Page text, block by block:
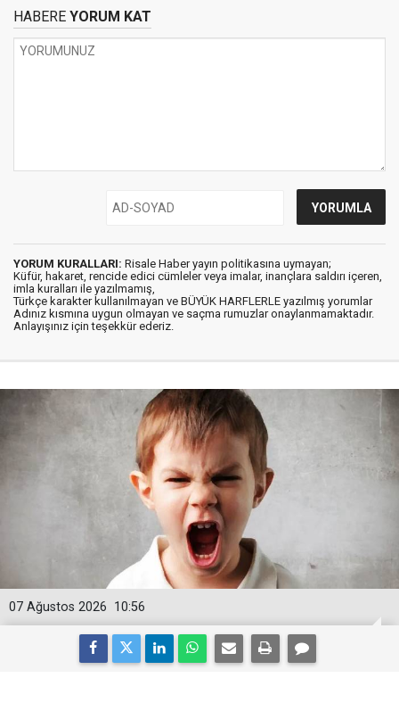
HABERE YORUM KAT
YORUM KURALLARI: Risale Haber yayın politikasına uymayan;
Küfür, hakaret, rencide edici cümleler veya imalar, inançlara saldırı içeren,
imla kuralları ile yazılmamış,
Türkçe karakter kullanılmayan ve BÜYÜK HARFLERLE yazılmış yorumlar
Adınız kısmına uygun olmayan ve saçma rumuzlar onaylanmamaktadır.
Anlayışınız için teşekkür ederiz.
10:56
07 Ağustos 2026